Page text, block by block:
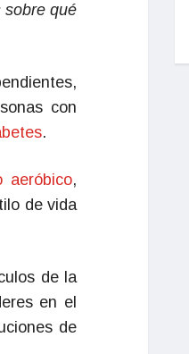
sobre qué
con
.
aeróbico,
de vida
de la
en el
de